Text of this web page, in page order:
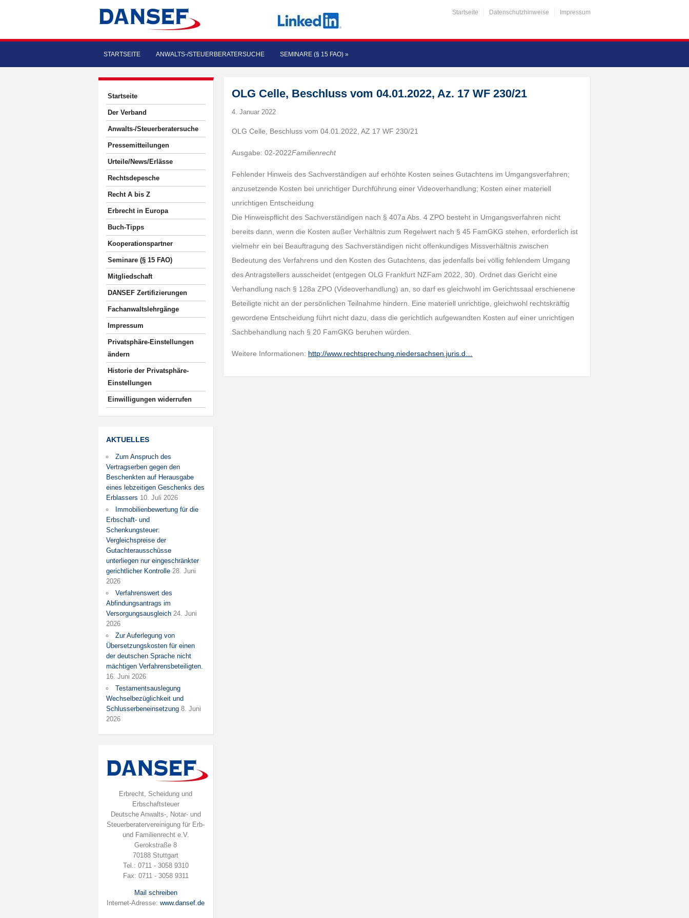
Startseite Datenschutzhinweise Impressum
STARTSEITE ANWALTS-/STEUERBERATERSUCHE SEMINARE (§ 15 FAO) »
Startseite
Der Verband
Anwalts-/Steuerberatersuche
Pressemitteilungen
Urteile/News/Erlässe
Rechtsdepesche
Recht A bis Z
Erbrecht in Europa
Buch-Tipps
Kooperationspartner
Seminare (§ 15 FAO)
Mitgliedschaft
DANSEF Zertifizierungen
Fachanwaltslehrgänge
Impressum
Privatsphäre-Einstellungen
ändern
Historie der Privatsphäre-
Einstellungen
Einwilligungen widerrufen
AKTUELLES
Zum Anspruch des
Vertragserben gegen den
Beschenkten auf Herausgabe
eines lebzeitigen Geschenks des
Erblassers 10. Juli 2026
Immobilienbewertung für die
Erbschaft- und
Schenkungsteuer:
Vergleichspreise der
Gutachterausschüsse
unterliegen nur eingeschränkter
gerichtlicher Kontrolle 28. Juni
2026
Verfahrenswert des
Abfindungsantrags im
Versorgungsausgleich 24. Juni
2026
Zur Auferlegung von
Übersetzungskosten für einen
der deutschen Sprache nicht
mächtigen Verfahrensbeteiligten.
16. Juni 2026
Testamentsauslegung
Wechselbezüglichkeit und
Schlusserbeneinsetzung 8. Juni
2026
Erbrecht, Scheidung und
Erbschaftsteuer
Deutsche Anwalts-, Notar- und
Steuerberatervereinigung für Erb-
und Familienrecht e.V.
Gerokstraße 8
70188 Stuttgart
Tel.: 0711 - 3058 9310
Fax: 0711 - 3058 9311
Mail schreiben
Internet-Adresse:www.dansef.de
OLG Celle, Beschluss vom 04.01.2022, Az. 17 WF 230/21
4. Januar 2022
OLG Celle, Beschluss vom 04.01.2022, AZ 17 WF 230/21
Ausgabe: 02-2022Familienrecht
Fehlender Hinweis des Sachverständigen auf erhöhte Kosten seines Gutachtens im Umgangsverfahren;
anzusetzende Kosten bei unrichtiger Durchführung einer Videoverhandlung; Kosten einer materiell
unrichtigen Entscheidung
Die Hinweispflicht des Sachverständigen nach § 407a Abs. 4 ZPO besteht in Umgangsverfahren nicht
bereits dann, wenn die Kosten außer Verhältnis zum Regelwert nach § 45 FamGKG stehen, erforderlich ist
vielmehr ein bei Beauftragung des Sachverständigen nicht offenkundiges Missverhältnis zwischen
Bedeutung des Verfahrens und den Kosten des Gutachtens, das jedenfalls bei völlig fehlendem Umgang
des Antragstellers ausscheidet (entgegen OLG Frankfurt NZFam 2022, 30). Ordnet das Gericht eine
Verhandlung nach § 128a ZPO (Videoverhandlung) an, so darf es gleichwohl im Gerichtssaal erschienene
Beteiligte nicht an der persönlichen Teilnahme hindern. Eine materiell unrichtige, gleichwohl rechtskräftig
gewordene Entscheidung führt nicht dazu, dass die gerichtlich aufgewandten Kosten auf einer unrichtigen
Sachbehandlung nach § 20 FamGKG beruhen würden.
Weitere Informationen: http://www.rechtsprechung.niedersachsen.juris.d…